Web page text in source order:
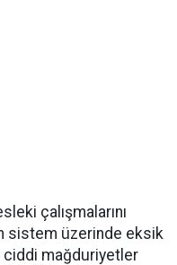
çalışmalarını
sistem üzerinde eksik
mağduriyetler